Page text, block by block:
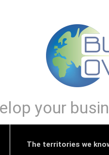
your
The territories we